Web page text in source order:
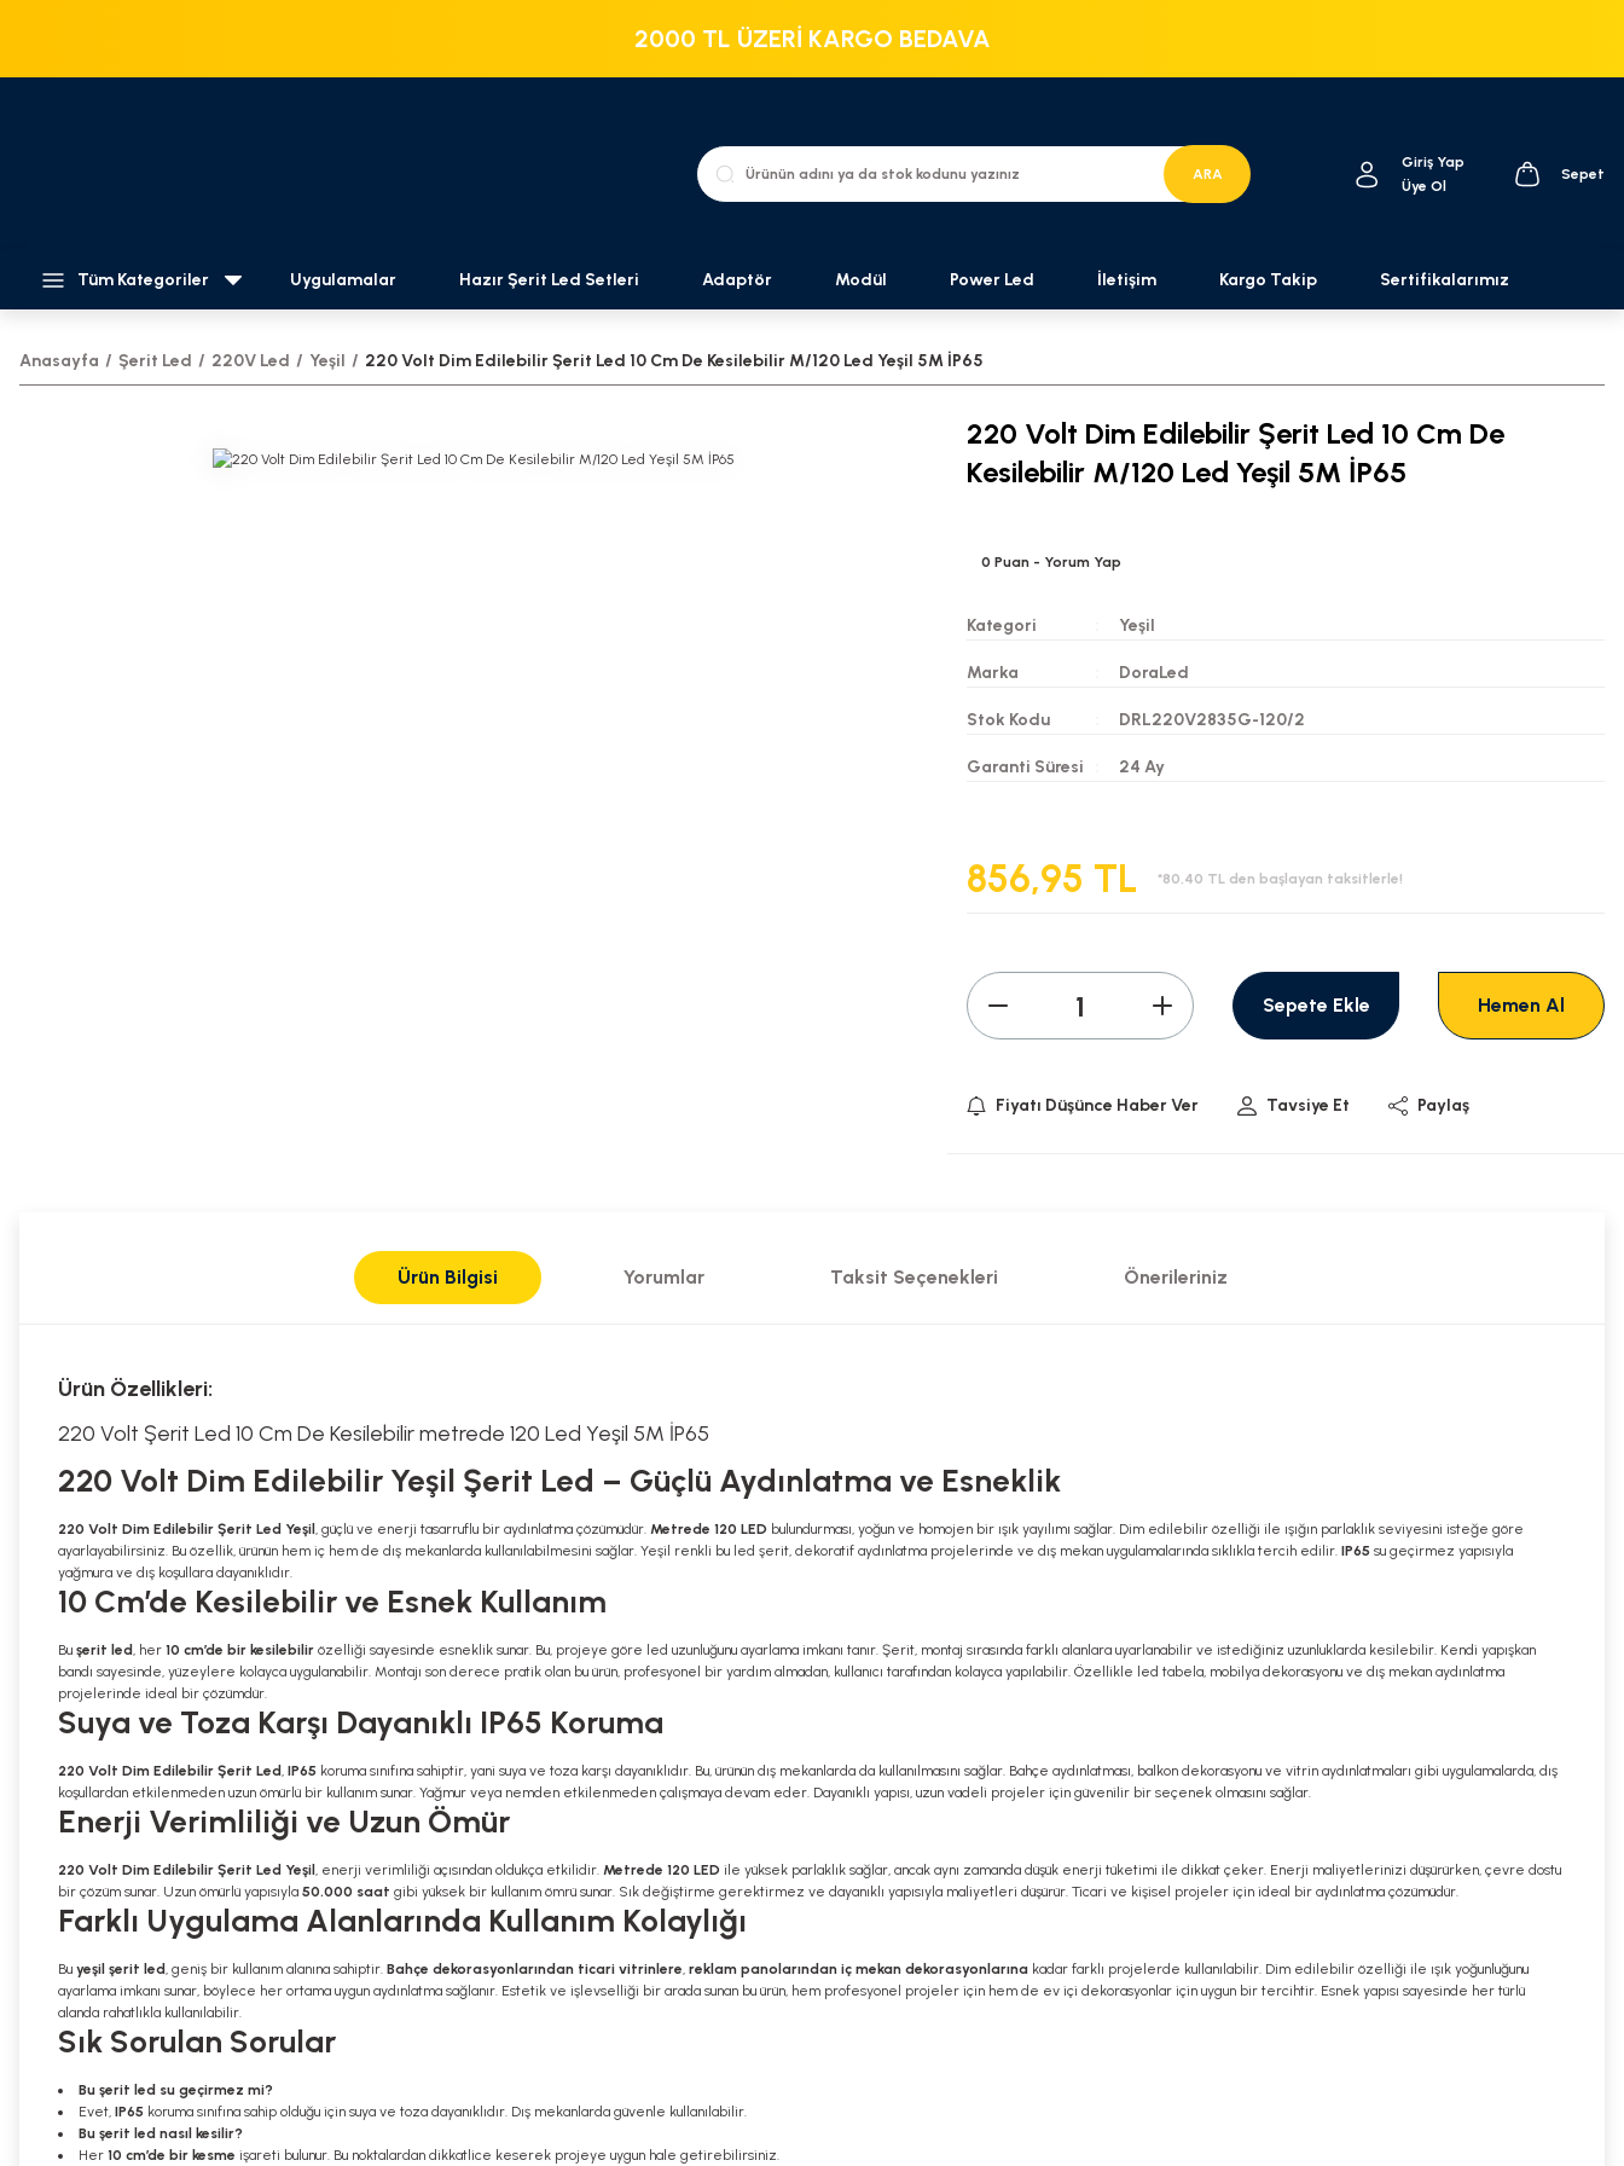
2000 TL ÜZERİ KARGO BEDAVA
ARA
Giriş Yap
Üye Ol
Sepet
Tüm Kategoriler Uygulamalar Hazır Şerit Led Setleri Adaptör Modül Power Led İletişim Kargo Takip Sertifikalarımız
Anasayfa Şerit Led 220V Led Yeşil 220 Volt Dim Edilebilir Şerit Led 10 Cm De Kesilebilir M/120 Led Yeşil 5M İP65
220 Volt Dim Edilebilir Şerit Led 10 Cm De
Kesilebilir M/120 Led Yeşil 5M İP65
0 Puan - Yorum Yap
Kategori Yeşil
Marka DoraLed
Stok Kodu DRL220V2835G-120/2
Garanti Süresi 24 Ay
856,95 TL *80,40 TL den başlayan taksitlerle!
Sepete Ekle Hemen Al
Fiyatı Düşünce Haber Ver Tavsiye Et Paylaş
Ürün Bilgisi Yorumlar Taksit Seçenekleri Önerileriniz
Ürün Özellikleri:
220 Volt Şerit Led 10 Cm De Kesilebilir metrede 120 Led Yeşil 5M İP65
220 Volt Dim Edilebilir Yeşil Şerit Led – Güçlü Aydınlatma ve Esneklik
220 Volt Dim Edilebilir Şerit Led Yeşil , güçlü ve enerji tasarruflu bir aydınlatma çözümüdür. Metrede 120 LED bulundurması, yoğun ve homojen bir ışık yayılımı sağlar. Dim edilebilir özelliği ile ışığın parlaklık seviyesini isteğe göre
ayarlayabilirsiniz. Bu özellik, ürünün hem iç hem de dış mekanlarda kullanılabilmesini sağlar. Yeşil renkli bu led şerit, dekoratif aydınlatma projelerinde ve dış mekan uygulamalarında sıklıkla tercih edilir. IP65 su geçirmez yapısıyla
yağmura ve dış koşullara dayanıklıdır.
10 Cm’de Kesilebilir ve Esnek Kullanım
Bu şerit led, her 10 cm’de bir kesilebilir özelliği sayesinde esneklik sunar. Bu, projeye göre led uzunluğunu ayarlama imkanı tanır. Şerit, montaj sırasında farklı alanlara uyarlanabilir ve istediğiniz uzunluklarda kesilebilir. Kendi yapışkan
bandı sayesinde, yüzeylere kolayca uygulanabilir. Montajı son derece pratik olan bu ürün, profesyonel bir yardım almadan, kullanıcı tarafından kolayca yapılabilir. Özellikle led tabela, mobilya dekorasyonu ve dış mekan aydınlatma
projelerinde ideal bir çözümdür.
Suya ve Toza Karşı Dayanıklı IP65 Koruma
220 Volt Dim Edilebilir Şerit Led, IP65 koruma sınıfına sahiptir, yani suya ve toza karşı dayanıklıdır. Bu, ürünün dış mekanlarda da kullanılmasını sağlar. Bahçe aydınlatması, balkon dekorasyonu ve vitrin aydınlatmaları gibi uygulamalarda, dış
koşullardan etkilenmeden uzun ömürlü bir kullanım sunar. Yağmur veya nemden etkilenmeden çalışmaya devam eder. Dayanıklı yapısı, uzun vadeli projeler için güvenilir bir seçenek olmasını sağlar.
Enerji Verimliliği ve Uzun Ömür
220 Volt Dim Edilebilir Şerit Led Yeşil , enerji verimliliği açısından oldukça etkilidir. Metrede 120 LED ile yüksek parlaklık sağlar, ancak aynı zamanda düşük enerji tüketimi ile dikkat çeker. Enerji maliyetlerinizi düşürürken, çevre dostu
bir çözüm sunar. Uzun ömürlü yapısıyla 50.000 saat gibi yüksek bir kullanım ömrü sunar. Sık değiştirme gerektirmez ve dayanıklı yapısıyla maliyetleri düşürür. Ticari ve kişisel projeler için ideal bir aydınlatma çözümüdür.
Farklı Uygulama Alanlarında Kullanım Kolaylığı
Bu yeşil şerit led, geniş bir kullanım alanına sahiptir. Bahçe dekorasyonlarından ticari vitrinlere, reklam panolarından iç mekan dekorasyonlarına kadar farklı projelerde kullanılabilir. Dim edilebilir özelliği ile ışık yoğunluğunu
ayarlama imkanı sunar, böylece her ortama uygun aydınlatma sağlanır. Estetik ve işlevselliği bir arada sunan bu ürün, hem profesyonel projeler için hem de ev içi dekorasyonlar için uygun bir tercihtir. Esnek yapısı sayesinde her türlü
alanda rahatlıkla kullanılabilir.
Sık Sorulan Sorular
Bu şerit led su geçirmez mi?
Evet, IP65 koruma sınıfına sahip olduğu için suya ve toza dayanıklıdır. Dış mekanlarda güvenle kullanılabilir.
Bu şerit led nasıl kesilir?
Her 10 cm’de bir kesme işareti bulunur. Bu noktalardan dikkatlice keserek projeye uygun hale getirebilirsiniz.